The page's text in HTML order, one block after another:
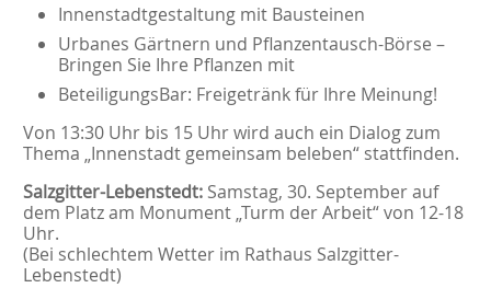
Innenstadtgestaltung mit Bausteinen
Urbanes Gärtnern und Pflanzentausch-Börse –
Bringen Sie Ihre Pflanzen mit
BeteiligungsBar: Freigetränk für Ihre Meinung!
Von 13:30 Uhr bis 15 Uhr wird auch ein Dialog zum
Thema „Innenstadt gemeinsam beleben“ stattfinden.
Salzgitter-Lebenstedt:Samstag, 30. September auf
dem Platz am Monument „Turm der Arbeit“ von 12-18
Uhr.
(Bei schlechtem Wetter im Rathaus Salzgitter-
Lebenstedt)